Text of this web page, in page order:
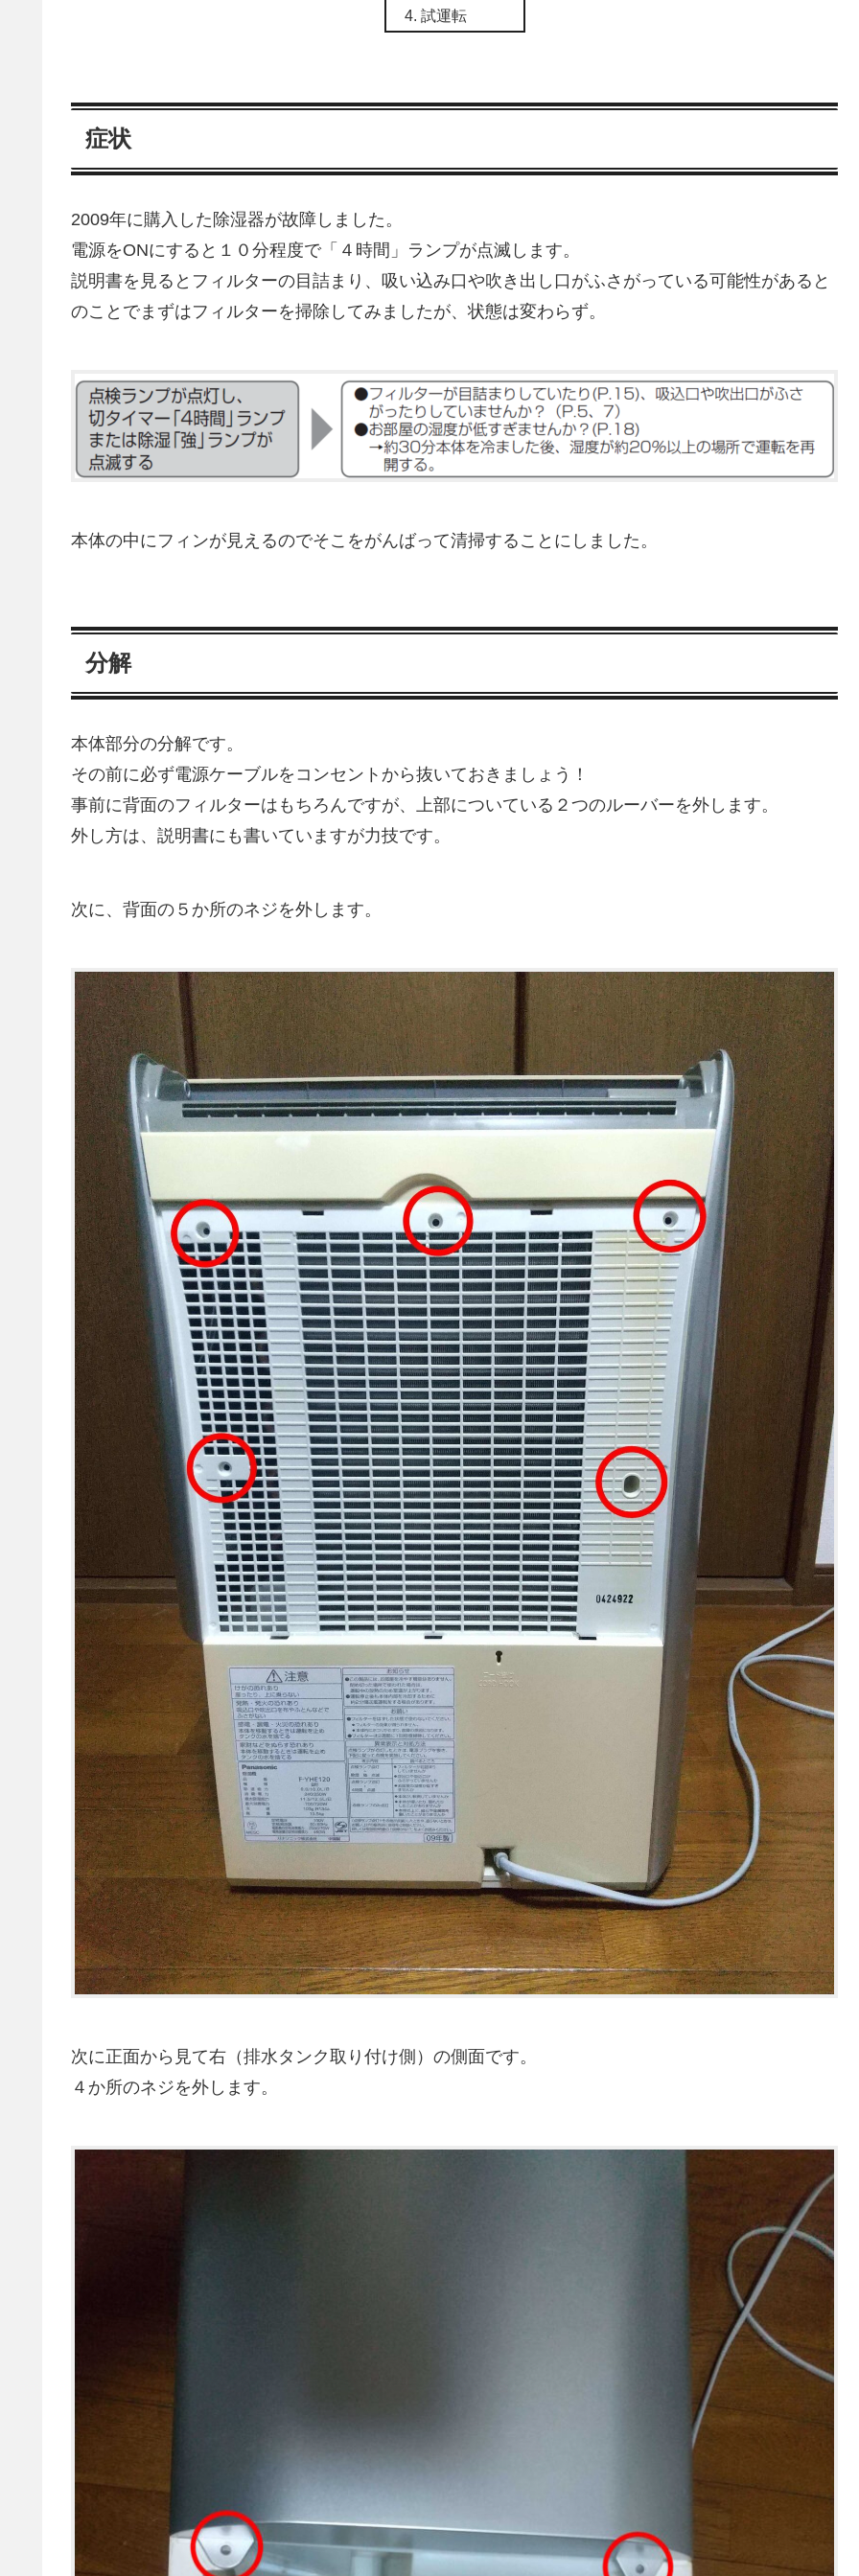
試運転
症状
2009年に購入した除湿器が故障しました。
電源をONにすると１０分程度で「４時間」ランプが点滅します。
説明書を見るとフィルターの目詰まり、吸い込み口や吹き出し口がふさがっている可能性があると
のことでまずはフィルターを掃除してみましたが、状態は変わらず。
本体の中にフィンが見えるのでそこをがんばって清掃することにしました。
分解
本体部分の分解です。
その前に必ず電源ケーブルをコンセントから抜いておきましょう！
事前に背面のフィルターはもちろんですが、上部についている２つのルーバーを外します。
外し方は、説明書にも書いていますが力技です。
次に、背面の５か所のネジを外します。
次に正面から見て右（排水タンク取り付け側）の側面です。
４か所のネジを外します。